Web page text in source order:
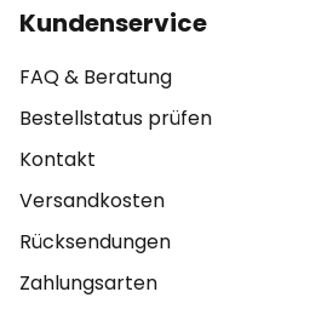
Kundenservice
FAQ & Beratung
Bestellstatus prüfen
Kontakt
Versandkosten
Rücksendungen
Zahlungsarten